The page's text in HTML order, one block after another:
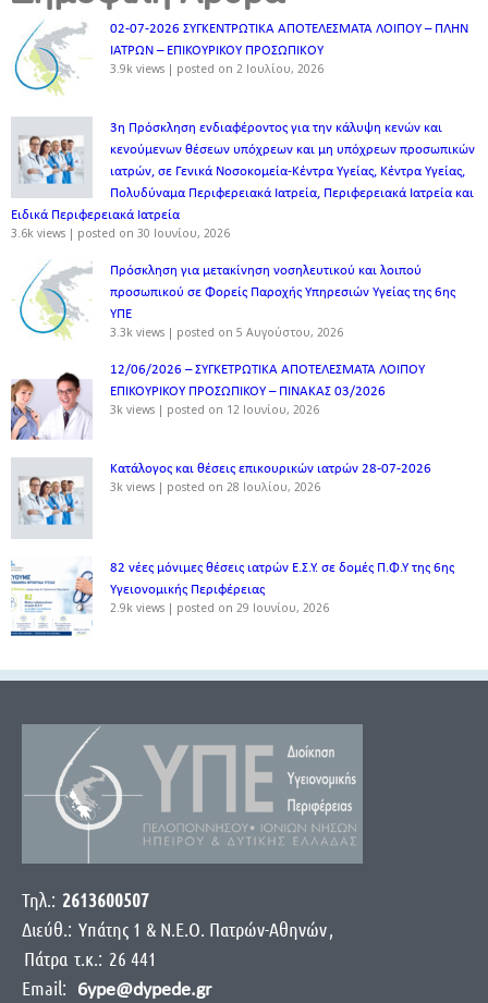
02-07-2026 ΣΥΓΚΕΝΤΡΩΤΙΚΑ ΑΠΟΤΕΛΕΣΜΑΤΑ ΛΟΙΠΟΥ – ΠΛΗΝ
ΙΑΤΡΩΝ – ΕΠΙΚΟΥΡΙΚΟΥ ΠΡΟΣΩΠΙΚOY
3.9k views | posted on 2 Ιουλίου, 2026
3η Πρόσκληση ενδιαφέροντος για την κάλυψη κενών και
κενούμενων θέσεων υπόχρεων και μη υπόχρεων προσωπικών
ιατρών, σε Γενικά Νοσοκομεία-Κέντρα Υγείας, Κέντρα Υγείας,
Πολυδύναμα Περιφερειακά Ιατρεία, Περιφερειακά Ιατρεία και
Ειδικά Περιφερειακά Ιατρεία
3.6k views | posted on 30 Ιουνίου, 2026
Πρόσκληση για μετακίνηση νοσηλευτικού και λοιπού
προσωπικού σε Φορείς Παροχής Υπηρεσιών Υγείας της 6ης
ΥΠΕ
3.3k views | posted on 5 Αυγούστου, 2026
12/06/2026 – ΣΥΓΚΕΤΡΩΤΙΚΑ ΑΠΟΤΕΛΕΣΜΑΤΑ ΛΟΙΠΟΥ
ΕΠΙΚΟΥΡΙΚΟΥ ΠΡΟΣΩΠΙΚΟΥ – ΠΙΝΑΚΑΣ 03/2026
3k views | posted on 12 Ιουνίου, 2026
Κατάλογος και θέσεις επικουρικών ιατρών 28-07-2026
3k views | posted on 28 Ιουλίου, 2026
82 νέες μόνιμες θέσεις ιατρών Ε.Σ.Υ. σε δομές Π.Φ.Υ της 6ης
Υγειονομικής Περιφέρειας
2.9k views | posted on 29 Ιουνίου, 2026
Τηλ.: 2613600507
Διεύθ.: Yπάτης 1 & Ν.Ε.Ο. Πατρών-Αθηνών,
Πάτρα τ.κ.: 26 441
Email:
6ype@dypede.gr